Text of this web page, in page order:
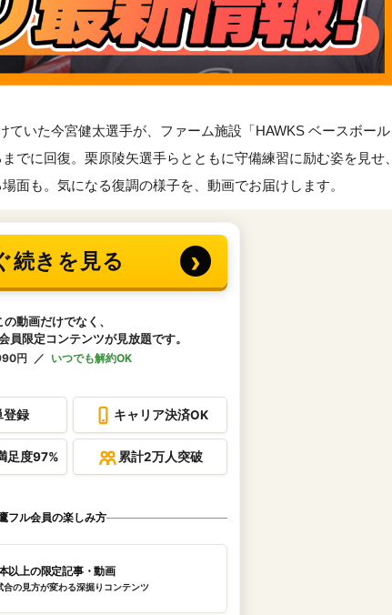
いた今宮健太選手が、ファーム施設「HAWKS ベースボール
でに回復。栗原陵矢選手らとともに守備練習に励む姿を見せ、
面も。気になる復調の様子を、動画でお届けします。